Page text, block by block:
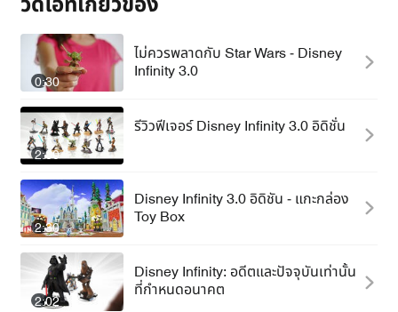
0:30
ไม่ควรพลาดกับ Star Wars - Disney
Infinity 3.0
2:00
รีวิวฟีเจอร์ Disney Infinity 3.0 อิดิชั่น
2:30
Disney Infinity 3.0 อิดิชัน - แกะกล่อง
Toy Box
2:02
Disney Infinity: อดีตและปัจจุบันเท่านั้น
ที่กำหนดอนาคต